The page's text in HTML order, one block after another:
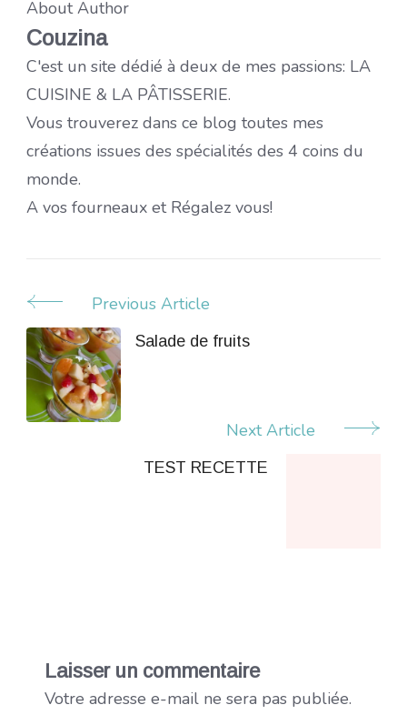
About Author
Couzina
C'est un site dédié à deux de mes passions: LA
CUISINE & LA PÂTISSERIE.
Vous trouverez dans ce blog toutes mes
créations issues des spécialités des 4 coins du
monde.
A vos fourneaux et Régalez vous!
Post
Navigation
Previous Article
Salade de fruits
Next Article
TEST RECETTE
Laisser un commentaire
Votre adresse e-mail ne sera pas publiée.